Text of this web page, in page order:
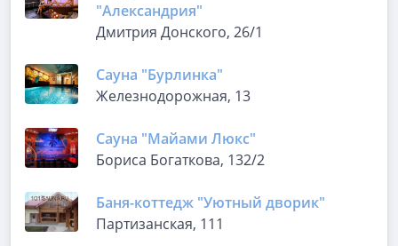
"Александрия"
Дмитрия Донского, 26/1
Сауна "Бурлинка"
Железнодорожная, 13
Сауна "Майами Люкс"
Бориса Богаткова, 132/2
Баня-коттедж "Уютный дворик"
Партизанская, 111